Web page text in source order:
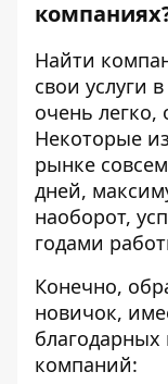
Найти
свои услуги
очень легко,
Некоторые
рынке
дней,
наоборот,
годами
Конечно,
новичок,
компаний: